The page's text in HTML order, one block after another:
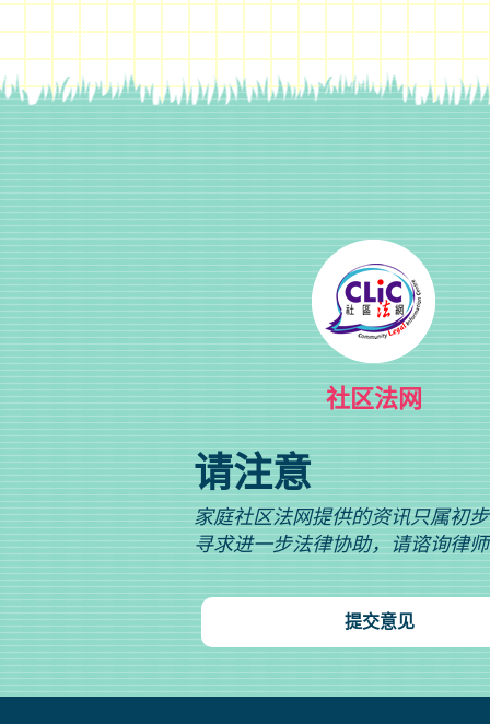
社区法网
请注意
家庭社区法网提供的资讯只属初
寻求进一步法律协助，请谘询律
提交意见